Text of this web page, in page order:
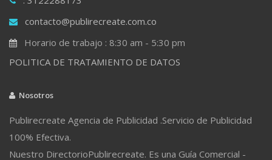
contacto@publirecreate.com.co
Horario de trabajo : 8:30 am - 5:30 pm
POLITICA DE TRATAMIENTO DE DATOS
Nosotros
Publirecreate Agencia de Publicidad .Servicio de Publicidad
100% Efectiva.
Nuestro DirectorioPublirecreate. Es una Guía Comercial -